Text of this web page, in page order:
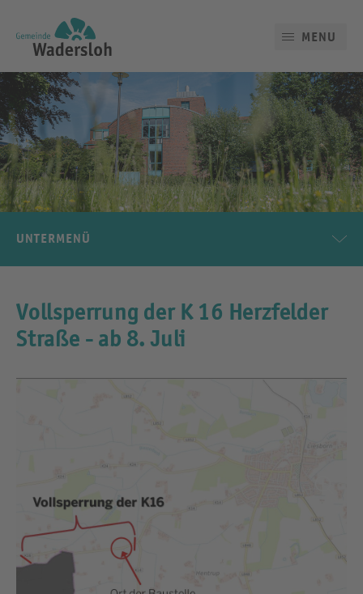
MENU
UNTERMENÜ
Vollsperrung der K 16 Herzfelder
Straße - ab 8. Juli